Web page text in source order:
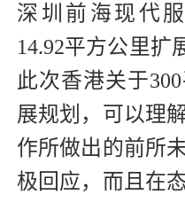
深圳前海现代
14.92平方公里扩
此次香港关于
展规划，可以理
作所做出的前所
极回应，而且在